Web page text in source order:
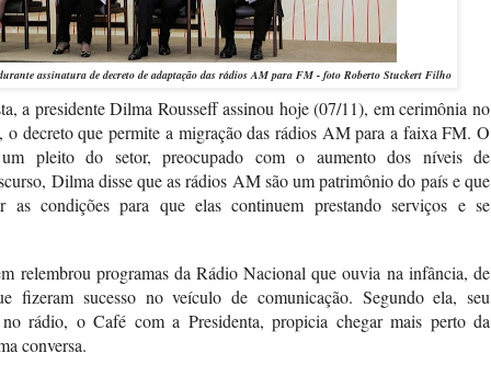
assinatura de decreto de adaptação das rádios AM para FM - foto Roberto Stuckert Filho
a presidente Dilma Rousseff assinou hoje (07/11), em cerimônia no
o decreto que permite a migração das rádios AM para a faixa FM. O
pleito do setor, preocupado com o aumento dos níveis de
Dilma disse que as rádios AM são um patrimônio do país e que
as condições para que elas continuem prestando serviços e se
relembrou programas da Rádio Nacional que ouvia na infância, de
fizeram sucesso no veículo de comunicação. Segundo ela, seu
no rádio, o Café com a Presidenta, propicia chegar mais perto da
conversa.